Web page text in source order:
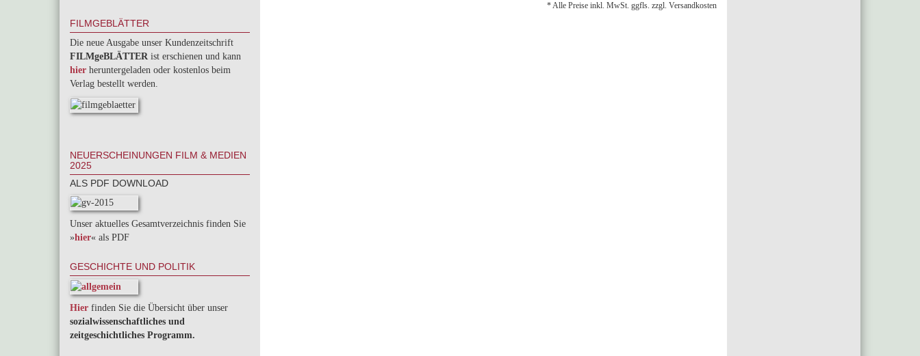
FILMGEBLÄTTER
Die neue Ausgabe unser Kundenzeitschrift
FILMgeBLÄTTER ist erschienen und kann
hier heruntergeladen oder kostenlos beim
Verlag bestellt werden.
NEUERSCHEINUNGEN FILM & MEDIEN
2025
ALS PDF DOWNLOAD
Unser aktuelles Gesamtverzeichnis finden Sie
»hier« als PDF
GESCHICHTE UND POLITIK
Hier finden Sie die Übersicht über unser
sozialwissenschaftliches und
zeitgeschichtliches Programm.
* Alle Preise inkl. MwSt. ggfls. zzgl. Versandkosten